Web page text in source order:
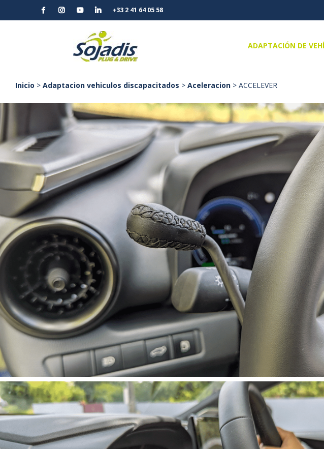
+33 2 41 64 05 58
ADAPTACIÓN DE
Inicio > Adaptacion vehiculos discapacitados > Aceleracion > ACCELEVER